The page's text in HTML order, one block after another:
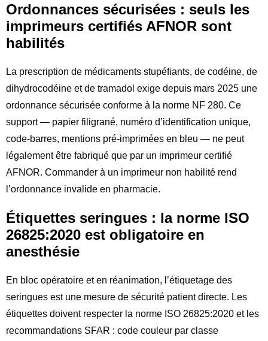
Ordonnances sécurisées : seuls les
imprimeurs certifiés AFNOR sont
habilités
La prescription de médicaments stupéfiants, de codéine, de
dihydrocodéine et de tramadol exige depuis mars 2025 une
ordonnance sécurisée conforme à la norme NF 280. Ce
support — papier filigrané, numéro d’identification unique,
code-barres, mentions pré-imprimées en bleu — ne peut
légalement être fabriqué que par un imprimeur certifié
AFNOR. Commander à un imprimeur non habilité rend
l’ordonnance invalide en pharmacie.
Étiquettes seringues : la norme ISO
26825:2020 est obligatoire en
anesthésie
En bloc opératoire et en réanimation, l’étiquetage des
seringues est une mesure de sécurité patient directe. Les
étiquettes doivent respecter la norme ISO 26825:2020 et les
recommandations SFAR : code couleur par classe